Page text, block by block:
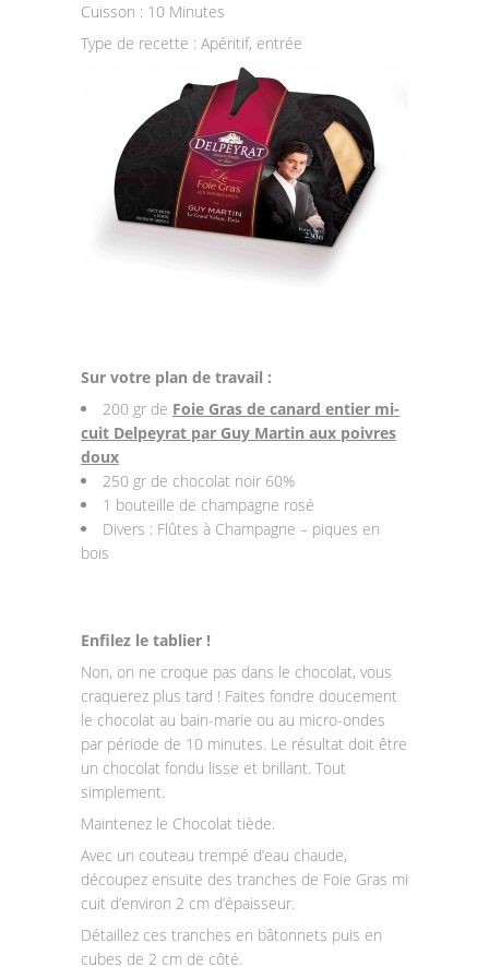
Cuisson : 10 Minutes
Type de recette : Apéritif, entrée
Sur votre plan de travail :
200 gr de Foie Gras de canard entier mi-
cuit Delpeyrat par Guy Martin aux poivres
doux
250 gr de chocolat noir 60%
1 bouteille de champagne rosé
Divers : Flûtes à Champagne – piques en
bois
Enfilez le tablier !
Non, on ne croque pas dans le chocolat, vous
craquerez plus tard ! Faites fondre doucement
le chocolat au bain-marie ou au micro-ondes
par période de 10 minutes. Le résultat doit être
un chocolat fondu lisse et brillant. Tout
simplement.
Maintenez le Chocolat tiède.
Avec un couteau trempé d’eau chaude,
découpez ensuite des tranches de Foie Gras mi
cuit d’environ 2 cm d’épaisseur.
Détaillez ces tranches en bâtonnets puis en
cubes de 2 cm de côté.